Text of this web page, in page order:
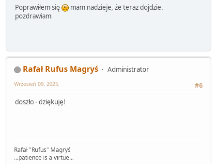
Poprawiłem się
mam nadzieje, że teraz dojdzie.
pozdrawiam
Rafał Rufus Magryś
Administrator
#6
Wrzesień 09, 2025,
doszło - dziękuję!
Rafał "Rufus" Magryś
...patience is a virtue...